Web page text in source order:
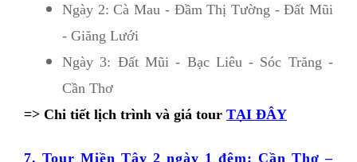
Ngày 2: Cà Mau - Đầm Thị Tường - Đất Mũi
- Giăng Lưới
Ngày 3: Đất Mũi - Bạc Liêu - Sóc Trăng -
Cần Thơ
=> Chi tiết lịch trình và giá tour TẠI ĐÂY
7. Tour Miền Tây 2 ngày 1 đêm: Cần Thơ –